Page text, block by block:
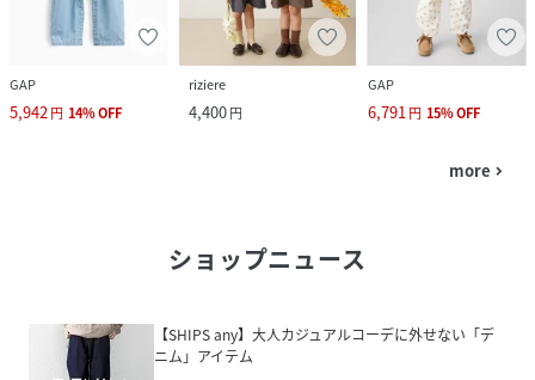
GAP
5,942円 14%OFF
riziere
4,400円
GAP
6,791円 15%OFF
more navigate_next
ショップニュース
【SHIPS any】大人カジュアルコーデに外せない「デ
ニム」アイテム